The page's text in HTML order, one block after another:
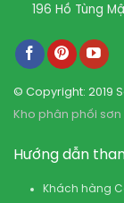
196 Hồ Tùng
© Copyright: 2019
Kho phân phối
Hướng dẫn
Khách hàng